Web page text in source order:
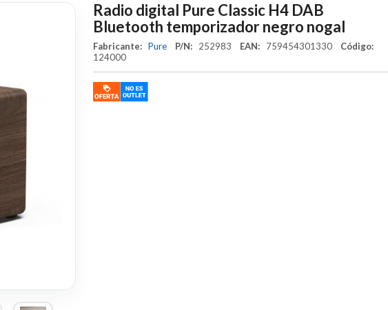
Radio digital Pure Classic H4 DAB
Bluetooth temporizador negro nogal
Fabricante: Pure P/N: 252983 EAN: 759454301330 Código:
124000